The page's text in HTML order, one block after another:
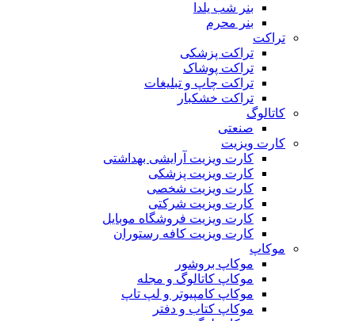
بنر شب یلدا
بنر محرم
تراکت
تراکت پزشکی
تراکت پوشاک
تراکت چاپ و تبلیغات
تراکت خشکبار
کاتالوگ
صنعتی
کارت ویزیت
کارت ویزیت آرایشی بهداشتی
کارت ویزیت پزشکی
کارت ویزیت شخصی
کارت ویزیت شرکتی
کارت ویزیت فروشگاه موبایل
کارت ویزیت کافه رستوران
موکاپ
موکاپ بروشور
موکاپ کاتالوگ و مجله
موکاپ کامپیوتر و لپ تاپ
موکاپ کتاب و دفتر